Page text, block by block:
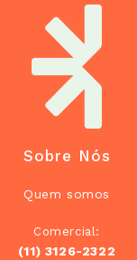
Sobre Nós
Quem somos
Comercial:
(11) 3126-2322